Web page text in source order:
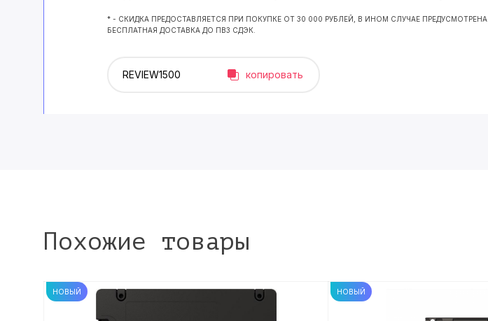
* - СКИДКА ПРЕДОСТАВЛЯЕТСЯ ПРИ ПОКУПКЕ ОТ 30 000 РУБЛЕЙ, В ИНОМ СЛУЧАЕ ПРЕДУСМОТРЕНА
БЕСПЛАТНАЯ ДОСТАВКА ДО ПВЗ СДЭК.
копировать
Похожие товары
НОВЫЙ НОВЫЙ